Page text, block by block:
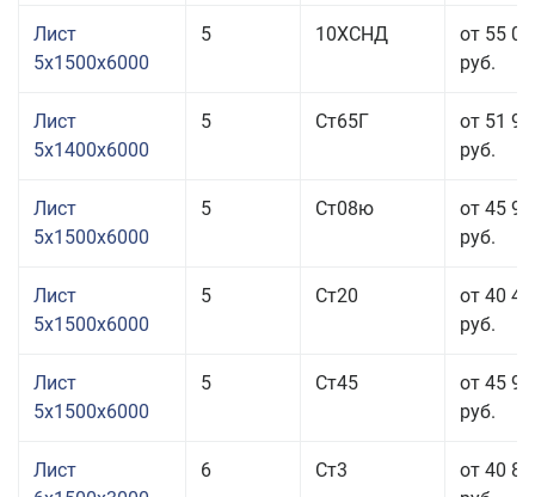
Лист
5x1500x6000
5 10ХСНД
от 55
руб.
Лист
5x1400x6000
5 Ст65Г
от 51
руб.
Лист
5x1500x6000
5 Ст08ю
от 45
руб.
Лист
5x1500x6000
5 Ст20
от 40
руб.
Лист
5x1500x6000
5 Ст45
от 45
руб.
Лист
6 Ст3
от 40